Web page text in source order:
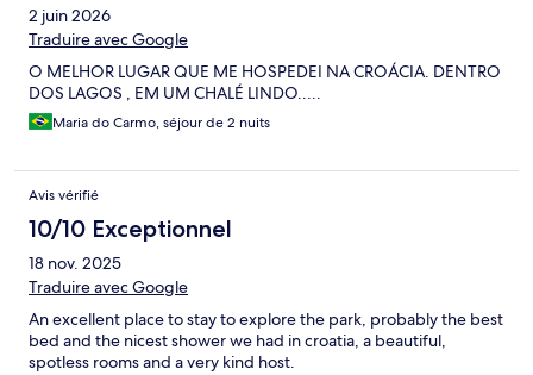
2 juin 2026
Traduire avec Google
O MELHOR LUGAR QUE ME HOSPEDEI NA CROÁCIA. DENTRO
DOS LAGOS , EM UM CHALÉ LINDO.....
Maria do Carmo, séjour de 2 nuits
Avis vérifié
10/10 Exceptionnel
18 nov. 2025
Traduire avec Google
An excellent place to stay to explore the park, probably the best
bed and the nicest shower we had in croatia, a beautiful,
spotless rooms and a very kind host.